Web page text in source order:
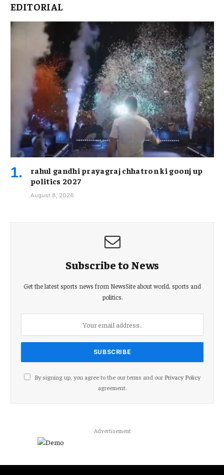
EDITORIAL
rahul gandhi prayagraj chhatron ki goonj up
politics 2027
August 8, 2026
Subscribe to News
Get the latest sports news from NewsSite about world, sports and
politics.
By signing up, you agree to the our terms and our Privacy Policy
agreement.
Advertisement